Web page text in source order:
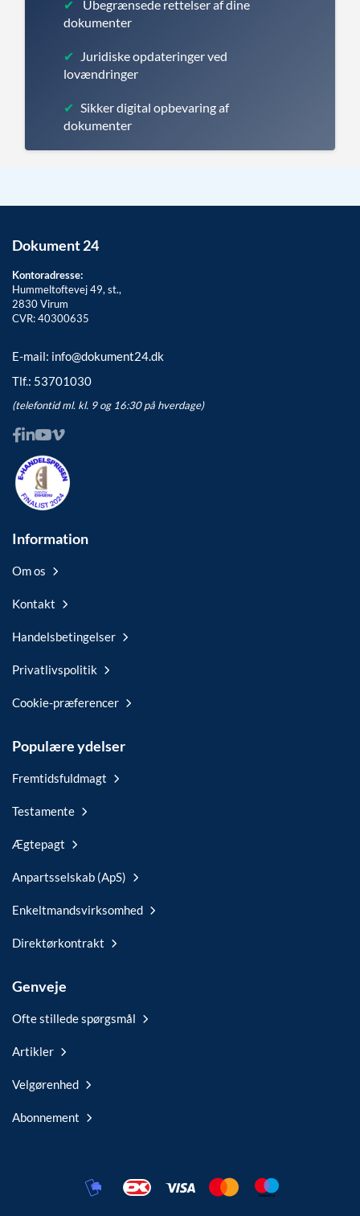
✔
Ubegrænsede rettelser af dine
dokumenter
✔ Juridiske opdateringer ved
lovændringer
✔ Sikker digital opbevaring af
dokumenter
Dokument 24
Kontoradresse:
Hummeltoftevej 49, st.,
2830Virum
CVR: 40300635
E-mail: info@dokument24.dk
Tlf.: 53701030
(telefontid ml. kl. 9 og 16:30 på hverdage)
Information
Om os
Kontakt
Handelsbetingelser
Privatlivspolitik
Cookie-præferencer
Populære ydelser
Fremtidsfuldmagt
Testamente
Ægtepagt
Anpartsselskab (ApS)
Enkeltmandsvirksomhed
Direktørkontrakt
Genveje
Ofte stillede spørgsmål
Artikler
Velgørenhed
Abonnement